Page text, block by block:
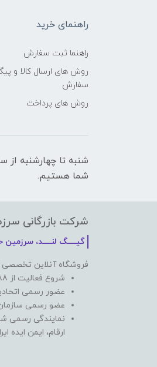
راهنمای خرید
راهنما ثبت سفارش
روش های ارسال کالا و
سفارش
روش های پرداخت
شما هستیم.
شرکت بازرگانی
گیـــــگ لنـــــد،
فروشگاه آنلاین تخصصی
شروع فعالیت از 1388
عضور رسمی
عضو رسمی
نمایندگی رسمی
ارقام، ایمن ایده